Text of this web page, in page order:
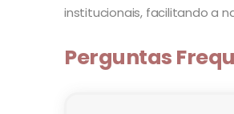
institucionais, facilitando a
Perguntas